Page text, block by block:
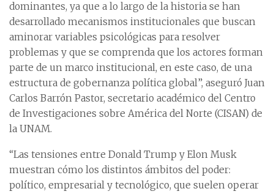
dominantes, ya que a lo largo de la historia se han
desarrollado mecanismos institucionales que buscan
aminorar variables psicológicas para resolver
problemas y que se comprenda que los actores forman
parte de un marco institucional, en este caso, de una
estructura de gobernanza política global”, aseguró Juan
Carlos Barrón Pastor, secretario académico del Centro
de Investigaciones sobre América del Norte (CISAN) de
la UNAM.
“Las tensiones entre Donald Trump y Elon Musk
muestran cómo los distintos ámbitos del poder:
político, empresarial y tecnológico, que suelen operar